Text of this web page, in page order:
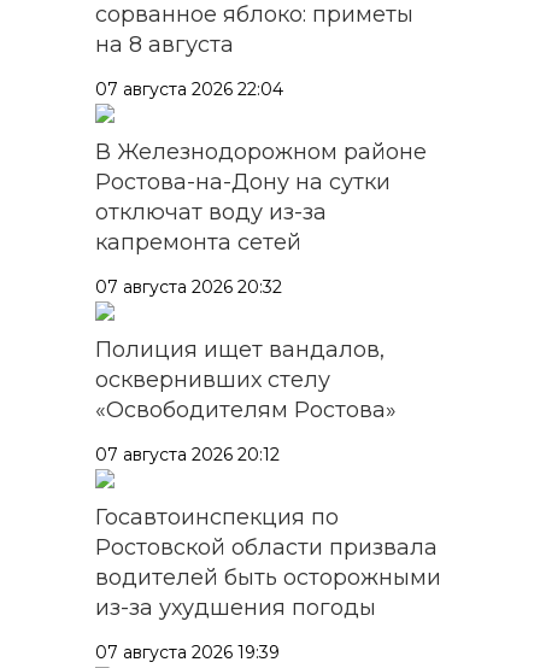
сорванное яблоко: приметы
на 8 августа
07 августа 2026 22:04
В Железнодорожном районе
Ростова-на-Дону на сутки
отключат воду из-за
капремонта сетей
07 августа 2026 20:32
Полиция ищет вандалов,
осквернивших стелу
«Освободителям Ростова»
07 августа 2026 20:12
Госавтоинспекция по
Ростовской области призвала
водителей быть осторожными
из-за ухудшения погоды
07 августа 2026 19:39